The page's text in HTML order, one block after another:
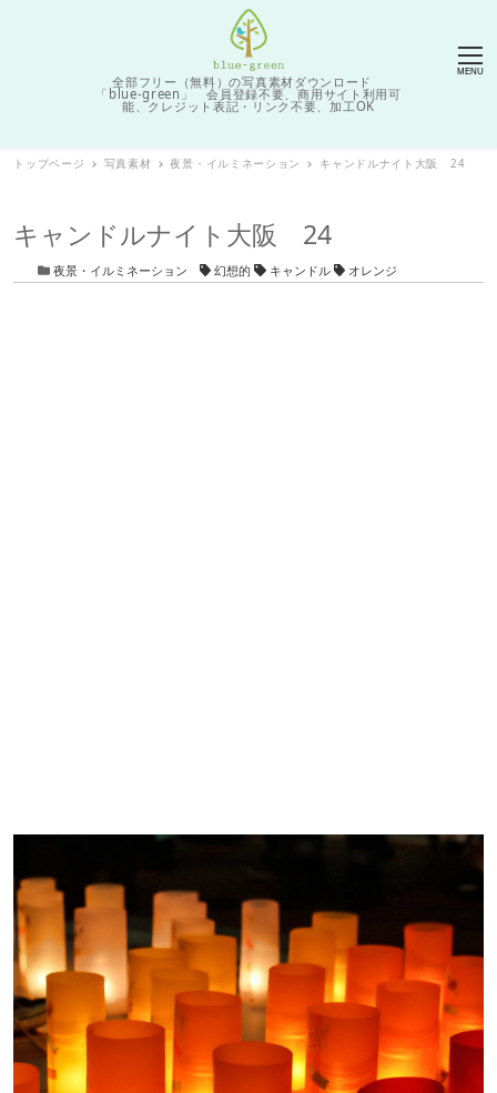
全部フリー（無料）の写真素材ダウンロード
「blue-green」 会員登録不要、商用サイト利用可
能、クレジット表記・リンク不要、加工OK
MENU
トップページ 写真素材 夜景・イルミネーション キャンドルナイト大阪 24
キャンドルナイト大阪 24
カテゴリー
夜景・イルミネーション タグ幻想的 キャンドル オレンジ